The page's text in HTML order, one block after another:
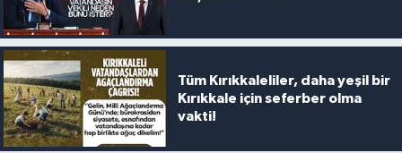
Tüm Kırıkkaleliler, daha yeşil bir
Kırıkkale için seferber olma
vakti!